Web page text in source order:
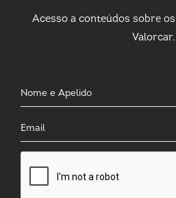
Acesso a conteúdos sobre
Valorcar.